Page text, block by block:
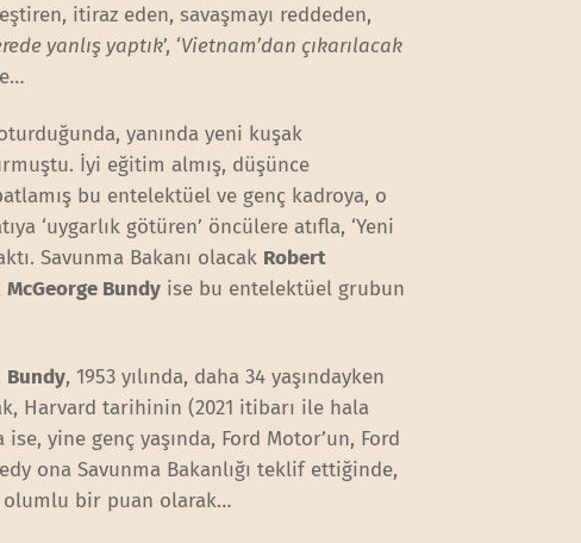
itiraz eden, savaşmayı reddeden,
yanlış yaptık’, ‘Vietnam’dan çıkarılacak
yanında yeni kuşak
İyi eğitim almış, düşünce
bu entelektüel ve genç kadroya, o
‘uygarlık götüren’ öncülere atıfla, ‘Yeni
Savunma Bakanı olacak Robert
McGeorge Bundy ise bu entelektüel grubun
Bundy, 1953 yılında, daha 34 yaşındayken
Harvard tarihinin (2021 itibarı ile hala
yine genç yaşında, Ford Motor’un, Ford
ona Savunma Bakanlığı teklif ettiğinde,
olumlu bir puan olarak…